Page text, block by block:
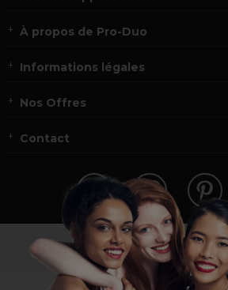
À propos de Pro-Duo
Informations légales
Nos Offres
Contact
Vous n’êtes pas un
Visitez notre site pour les